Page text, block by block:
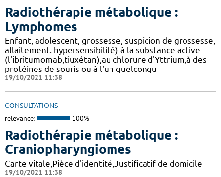
Radiothérapie métabolique :
Lymphomes
Enfant, adolescent, grossesse, suspicion de grossesse,
allaitement. hypersensibilité) à la substance active
(l'ibritumomab,tiuxétan),au chlorure d'Yttrium,à des
protéines de souris ou à l'un quelconqu
19/10/2021 11:38
CONSULTATIONS
relevance: 100%
Radiothérapie métabolique :
Craniopharyngiomes
Carte vitale,Pièce d'identité,Justificatif de domicile
19/10/2021 11:38